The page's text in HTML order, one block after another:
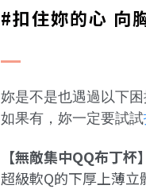
#扣住妳的心 向
妳是不是也遇過以下
如果有，妳一定要試試
【無敵集中QQ布丁杯】
超級軟Q的下厚上薄